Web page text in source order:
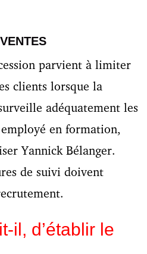
parvient à limiter
clients lorsque la
adéquatement les
en formation,
Yannick Bélanger.
de suivi doivent
il, d’établir le